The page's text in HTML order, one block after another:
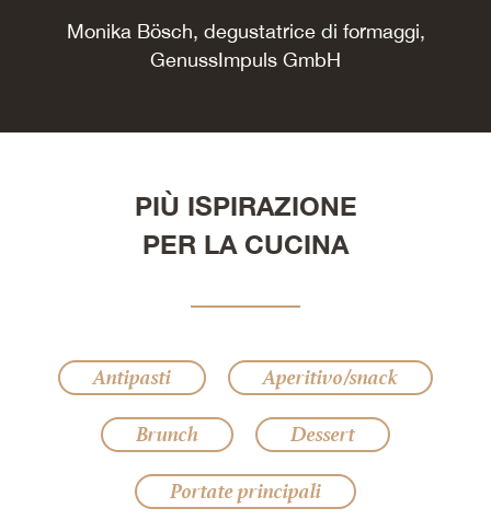
Monika Bösch, degustatrice di formaggi,
GenussImpuls GmbH
PIÙ ISPIRAZIONE
PER LA CUCINA
Antipasti
Aperitivo/snack
Brunch
Dessert
Portate principali